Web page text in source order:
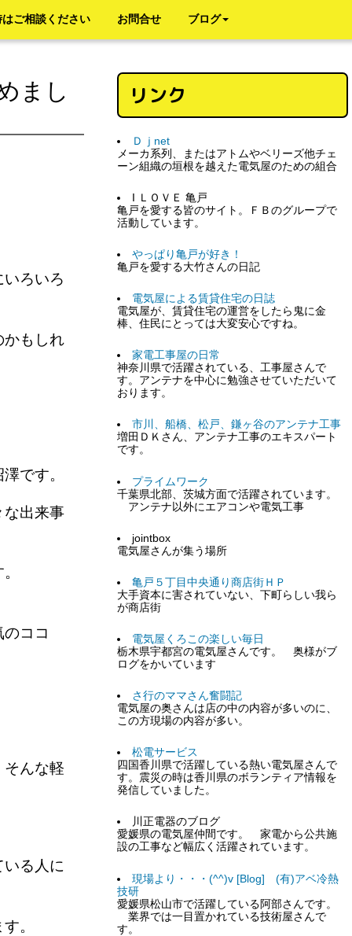
はご相談ください お問合せ ブログ
まし
ろいろ
かもしれ
です。
な出来事
ココ
んな軽
る人に
す。
リンク
Ｄｊnet
メーカ系列、またはアトムやベリーズ他チェ
ーン組織の垣根を越えた電気屋のための組合
I ＬＯＶＥ 亀戸
亀戸を愛する皆のサイト。ＦＢのグループで
活動しています。
やっぱり亀戸が好き！
亀戸を愛する大竹さんの日記
電気屋による賃貸住宅の日誌
電気屋が、賃貸住宅の運営をしたら鬼に金
棒、住民にとっては大変安心ですね。
家電工事屋の日常
神奈川県で活躍されている、工事屋さんで
す。アンテナを中心に勉強させていただいて
おります。
市川、船橋、松戸、鎌ヶ谷のアンテナ工事
増田ＤＫさん、アンテナ工事のエキスパート
です。
プライムワーク
千葉県北部、茨城方面で活躍されています。
アンテナ以外にエアコンや電気工事
jointbox
電気屋さんが集う場所
亀戸５丁目中央通り商店街ＨＰ
大手資本に害されていない、下町らしい我ら
が商店街
電気屋くろこの楽しい毎日
栃木県宇都宮の電気屋さんです。 奥様がブ
ログをかいています
さ行のママさん奮闘記
電気屋の奥さんは店の中の内容が多いのに、
この方現場の内容が多い。
松電サービス
四国香川県で活躍している熱い電気屋さんで
す。震災の時は香川県のボランティア情報を
発信していました。
川正電器のブログ
愛媛県の電気屋仲間です。 家電から公共施
設の工事など幅広く活躍されています。
現場より・・・(^^)v [Blog] (有)アベ冷熱
技研
愛媛県松山市で活躍している阿部さんです。
業界では一目置かれている技術屋さんで
す。